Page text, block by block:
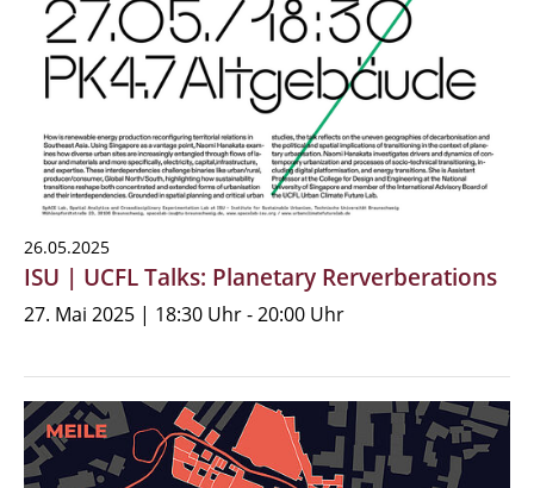
26.05.2025
ISU | UCFL Talks: Planetary Rerverberations
27. Mai 2025 | 18:30 Uhr - 20:00 Uhr